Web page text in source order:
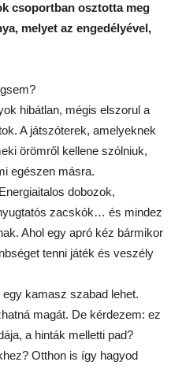
csoportban osztotta meg
melyet az engedélyével,
hibátlan, mégis elszorul a
A játszóterek, amelyeknek
örömről kellene szólniuk,
egészen másra.
dobozok,
zacskók… és mindez
Ahol egy apró kéz bármikor
tenni játék és veszély
kamasz szabad lehet.
magát. De kérdezem: ez
a hinták melletti pad?
Otthon is így hagyod